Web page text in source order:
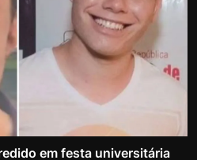
em festa universitária